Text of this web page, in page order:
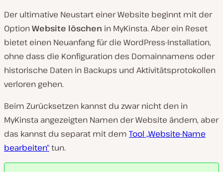
Der ultimative Neustart einer Website beginnt mit der
OptionWebsite löschen in MyKinsta. Aber ein Reset
bietet einen Neuanfang für die WordPress-Installation,
ohne dass die Konfiguration des Domainnamens oder
historische Daten in Backups und Aktivitätsprotokollen
verloren gehen.
Beim Zurücksetzen kannst du zwar nicht den in
MyKinsta angezeigten Namen der Website ändern, aber
das kannst du separat mit dem Tool „Website-Name
bearbeiten“tun.